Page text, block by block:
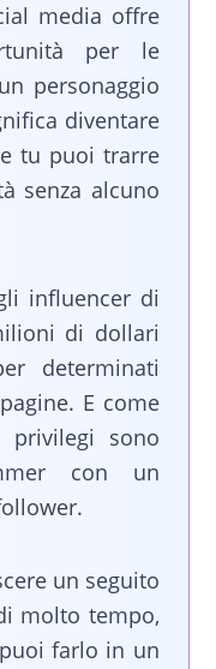
media offre
per le
personaggio
diventare
tu puoi trarre
senza alcuno
influencer di
di dollari
determinati
E come
sono
con un
un seguito
molto tempo,
farlo in un